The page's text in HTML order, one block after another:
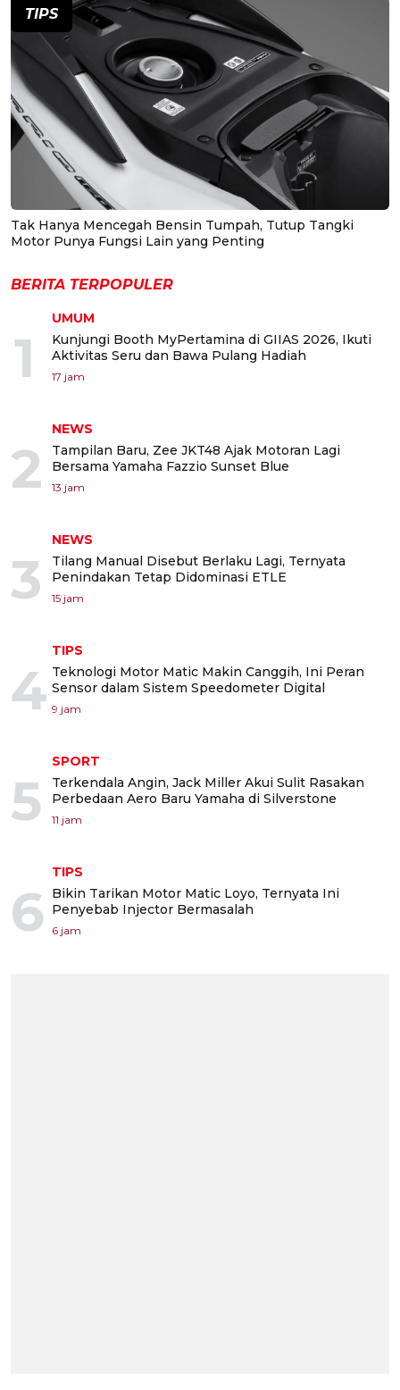
TIPS
Tak Hanya Mencegah Bensin Tumpah, Tutup Tangki
Motor Punya Fungsi Lain yang Penting
BERITA TERPOPULER
1
UMUM
Kunjungi Booth MyPertamina di GIIAS 2026, Ikuti
Aktivitas Seru dan Bawa Pulang Hadiah
17 jam
2
NEWS
Tampilan Baru, Zee JKT48 Ajak Motoran Lagi
Bersama Yamaha Fazzio Sunset Blue
13 jam
3
NEWS
Tilang Manual Disebut Berlaku Lagi, Ternyata
Penindakan Tetap Didominasi ETLE
15 jam
4
TIPS
Teknologi Motor Matic Makin Canggih, Ini Peran
Sensor dalam Sistem Speedometer Digital
9 jam
5
SPORT
Terkendala Angin, Jack Miller Akui Sulit Rasakan
Perbedaan Aero Baru Yamaha di Silverstone
11 jam
6
TIPS
Bikin Tarikan Motor Matic Loyo, Ternyata Ini
Penyebab Injector Bermasalah
6 jam